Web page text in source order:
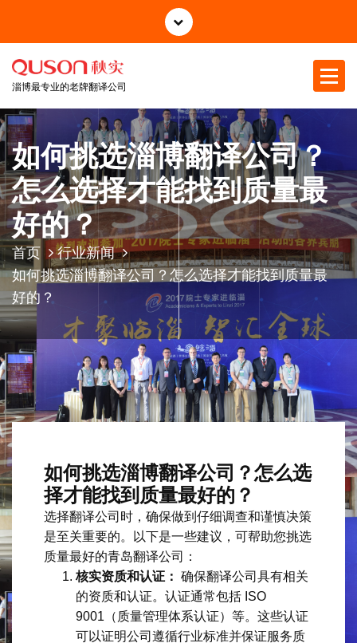
正
淄博最专业的老牌翻译公司
如何挑选淄博翻译公司？
怎么选择才能找到质量最
好的？
首页
行业新闻
如何挑选淄博翻译公司？怎么选择才能找到质量最
好的？
如何挑选淄博翻译公司？怎么选
择才能找到质量最好的？
选择翻译公司时，确保做到仔细调查和谨慎决策
是至关重要的。以下是一些建议，可帮助您挑选
质量最好的青岛翻译公司：
核实资质和认证： 确保翻译公司具有相关
的资质和认证。认证通常包括 ISO
9001（质量管理体系认证）等。这些认证
可以证明公司遵循行业标准并保证服务质